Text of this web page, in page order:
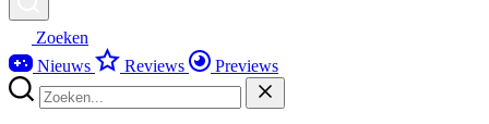
Zoeken
Nieuws
Reviews Previews